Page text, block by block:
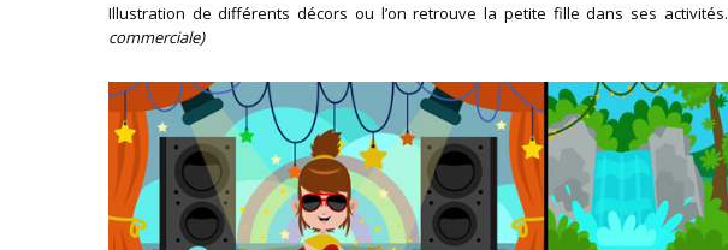
Illustration de différents décors ou l’on retrouve la petite fille dans ses activités.
commerciale)